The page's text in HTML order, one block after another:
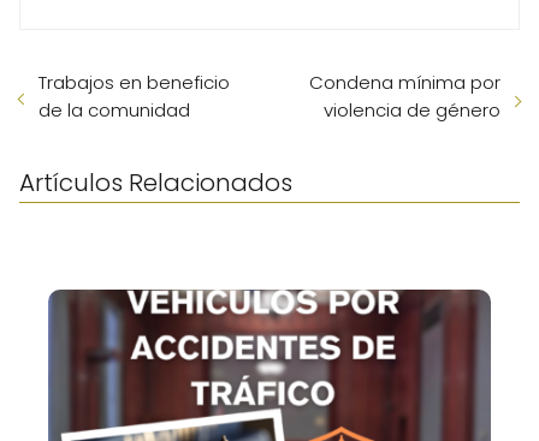
Trabajos en beneficio
de la comunidad
Condena mínima por
violencia de género
Artículos Relacionados